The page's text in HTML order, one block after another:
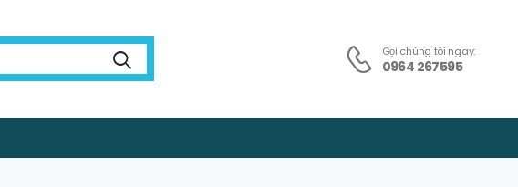
Gọi chúng tôi ngay:
0964 267595